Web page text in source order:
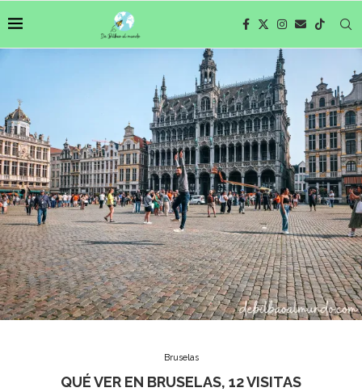
Bruselas
QUÉ VER EN BRUSELAS, 12 VISITAS